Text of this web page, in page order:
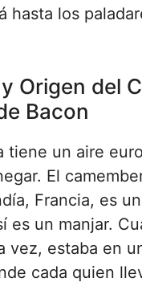
hasta los
Origen del
Bacon
tiene un aire
El
Francia, es
es un manjar.
vez, estaba en
cada quien